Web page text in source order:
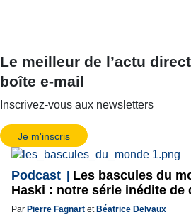
Le meilleur de l’actu
boîte e-mail
Inscrivez-vous aux newsletters
Je m'inscris
Podcast
Les bascules du
Haski : notre série inédite de
Par Pierre Fagnart et Béatrice Delvaux